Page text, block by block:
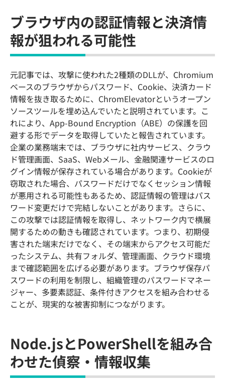
ブラウザ内の認証情報と決済情
報が狙われる可能性
元記事では、攻撃に使われた2種類のDLLが、Chromium
ベースのブラウザからパスワード、Cookie、決済カード
情報を抜き取るために、ChromElevatorというオープン
ソースツールを埋め込んでいたと説明されています。こ
れにより、App-Bound Encryption（ABE）の保護を回
避する形でデータを取得していたと報告されています。
企業の業務端末では、ブラウザに社内サービス、クラウ
ド管理画面、SaaS、Webメール、金融関連サービスのロ
グイン情報が保存されている場合があります。Cookieが
窃取された場合、パスワードだけでなくセッション情報
が悪用される可能性もあるため、認証情報の管理はパス
ワード変更だけで完結しないことがあります。さらに、
この攻撃では認証情報を取得し、ネットワーク内で横展
開するための動きも確認されています。つまり、初期侵
害された端末だけでなく、その端末からアクセス可能だ
ったシステム、共有フォルダ、管理画面、クラウド環境
まで確認範囲を広げる必要があります。ブラウザ保存パ
スワードの利用を制限し、組織管理のパスワードマネー
ジャー、多要素認証、条件付きアクセスを組み合わせる
ことが、現実的な被害抑制につながります。
Node.jsとPowerShellを組み合
わせた偵察・情報収集